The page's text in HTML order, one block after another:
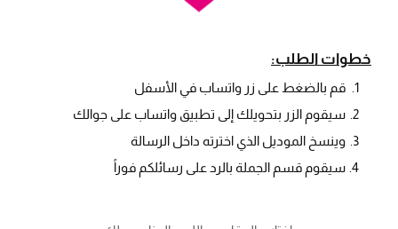
خطوات الطلب:
قم بالضغط على زر واتساب في الأسفل
سيقوم الزر بتحويلك إلى تطبيق واتساب على جوالك
وينسخ الموديل الذي اخترته داخل الرسالة
سيقوم قسم الجملة بالرد على رسائلكم فوراً